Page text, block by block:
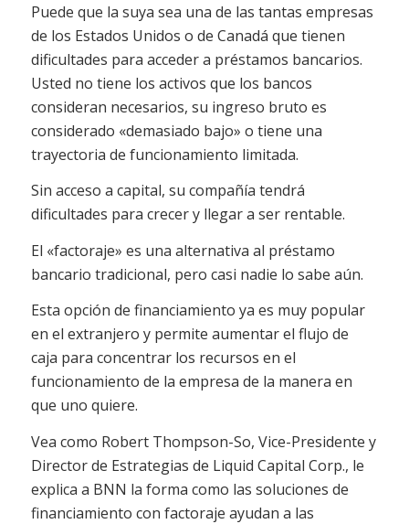
Puede que la suya sea una de las tantas empresas
de los Estados Unidos o de Canadá que tienen
dificultades para acceder a préstamos bancarios.
Usted no tiene los activos que los bancos
consideran necesarios, su ingreso bruto es
considerado «demasiado bajo» o tiene una
trayectoria de funcionamiento limitada.
Sin acceso a capital, su compañía tendrá
dificultades para crecer y llegar a ser rentable.
El «factoraje» es una alternativa al préstamo
bancario tradicional, pero casi nadie lo sabe aún.
Esta opción de financiamiento ya es muy popular
en el extranjero y permite aumentar el flujo de
caja para concentrar los recursos en el
funcionamiento de la empresa de la manera en
que uno quiere.
Vea como Robert Thompson-So, Vice-Presidente y
Director de Estrategias de Liquid Capital Corp., le
explica a BNN la forma como las soluciones de
financiamiento con factoraje ayudan a las